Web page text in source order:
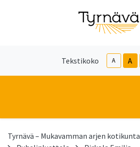
Tekstikoko A A
Tyrnävä – Mukavamman arjen kotikunta